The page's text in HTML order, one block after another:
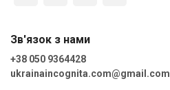
Зв'язок з нами
+38 050 9364428
ukrainaincognita.com@gmail.com